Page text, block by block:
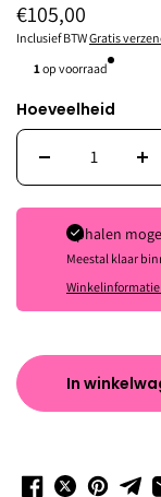
€105,00
Inclusief BTWGratis
1op voorraad
Hoeveelheid
Ophalen
Meestal klaar
In